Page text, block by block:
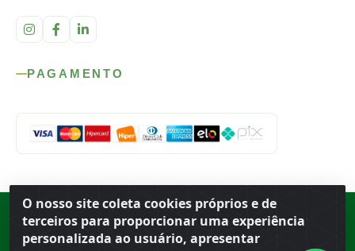
O nosso site coleta cookies próprios e de
terceiros para proporcionar uma experiência
personalizada ao usuário, apresentar
PAGAMENTO
Rod. SP-215, s/n, km 98 — Área Rural Porto Ferreira ·BR
· CEP
· CNPJ 56.679.863/0001-91
© 2026 Atacado Ideal